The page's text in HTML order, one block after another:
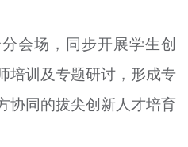
会场，同步开展学生创
培训及专题研讨，形成专
协同的拔尖创新人才培育